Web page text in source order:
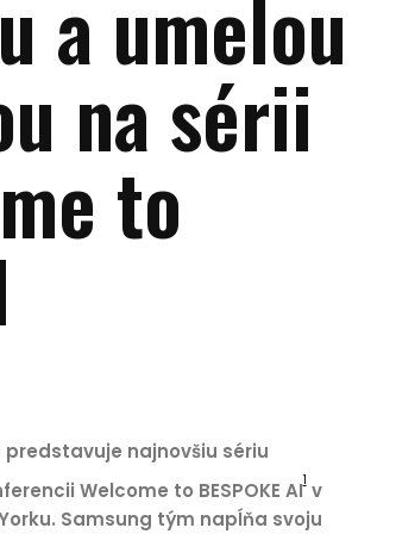
a umelou
na sérii
to
najnovšiu sériu
Welcome to BESPOKE AI1v
Samsung tým napĺňa svoju